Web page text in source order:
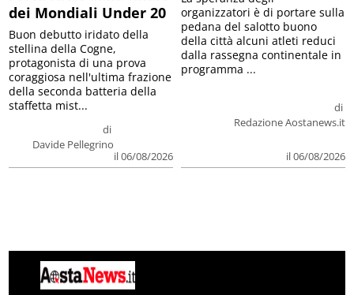
dei Mondiali Under 20
di
Davide Pellegrino
il 06/08/2026
Buon debutto iridato della
stellina della Cogne,
protagonista di una prova
coraggiosa nell'ultima frazione
della seconda batteria della
staffetta mist...
di
Redazione Aostanews.it
il 06/08/2026
organizzatori è di portare sulla
pedana del salotto buono
della città alcuni atleti reduci
dalla rassegna continentale in
programma ...